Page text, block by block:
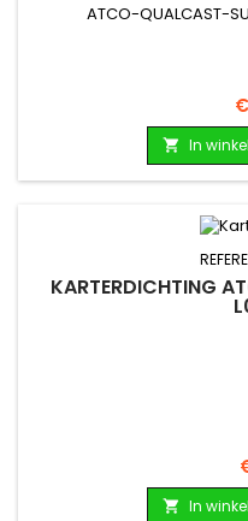
ATCO-QUALCAST-
 In
KARTERDICHTING
 In